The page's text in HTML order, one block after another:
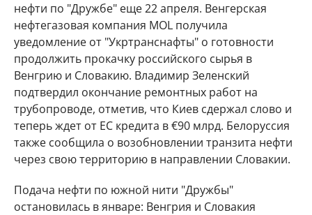
нефти по "Дружбе" еще 22 апреля. Венгерская
нефтегазовая компания MOL получила
уведомление от "Укртранснафты" о готовности
продолжить прокачку российского сырья в
Венгрию и Словакию. Владимир Зеленский
подтвердил окончание ремонтных работ на
трубопроводе, отметив, что Киев сдержал слово и
теперь ждет от ЕС кредита в €90 млрд. Белоруссия
также сообщила о возобновлении транзита нефти
через свою территорию в направлении Словакии.
Подача нефти по южной нити "Дружбы"
остановилась в январе: Венгрия и Словакия